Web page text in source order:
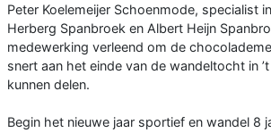
Peter Koelemeijer Schoenmode, specialist
Herberg Spanbroek en Albert Heijn
medewerking verleend om de
snert aan het einde van de wandeltocht in
kunnen delen.
Begin het nieuwe jaar sportief en wandel 8